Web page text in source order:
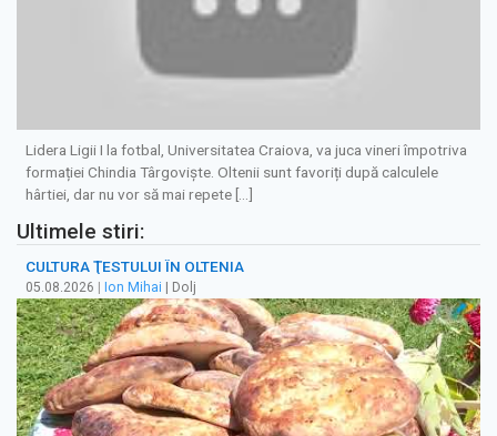
Lidera Ligii I la fotbal, Universitatea Craiova, va juca vineri împotriva
formației Chindia Târgoviște. Oltenii sunt favoriți după calculele
hârtiei, dar nu vor să mai repete […]
Ultimele stiri:
CULTURA ŢESTULUI ÎN OLTENIA
05.08.2026 Ion Mihai | Dolj